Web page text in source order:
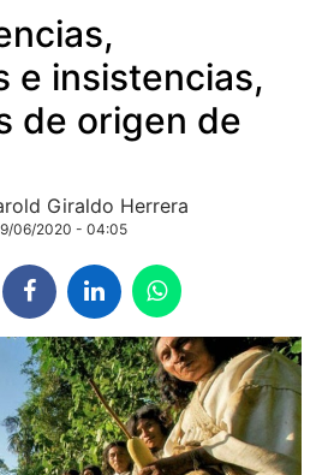
e insistencias,
de origen de
Giraldo Herrera
06/2020 - 04:05